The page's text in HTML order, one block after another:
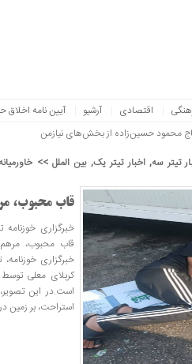
اقتصادی آرشیو آیین نامه اخلاق
محمود حسین‌زاده از بخش‌های نیازمند حمایت
تیتر سه,اخبار تیتر یک,بین الملل >> خاورمیانه
قاب محبوب،
قاب محبوب،
خبرگزاری خوزنامه،
کربلای معلی
است.در این
استراحت، بر زمین